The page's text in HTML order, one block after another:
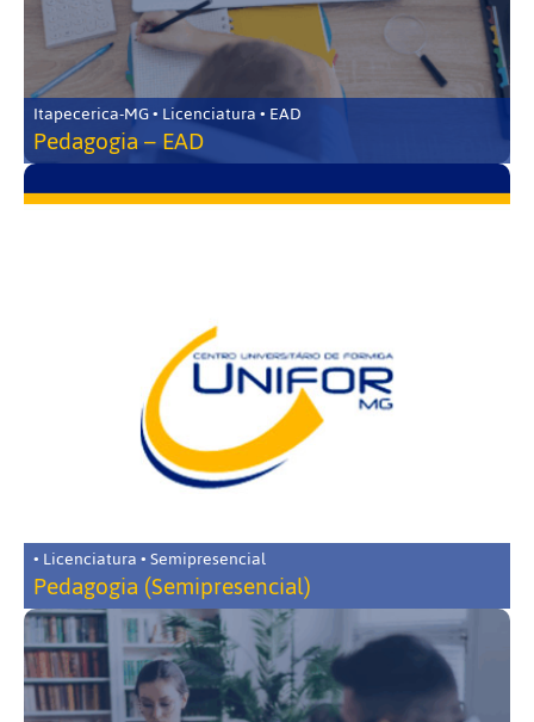
Itapecerica-MG • Licenciatura • EAD
Pedagogia – EAD
• Licenciatura • Semipresencial
Pedagogia (Semipresencial)